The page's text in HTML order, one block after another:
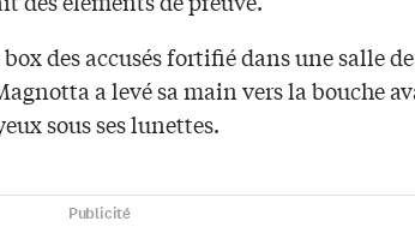
des accusés fortifié dans une salle de
a levé sa main vers la bouche
sous ses lunettes.
Publicité